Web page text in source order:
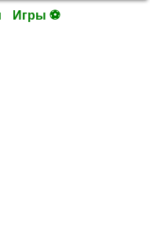
Игры ⚽